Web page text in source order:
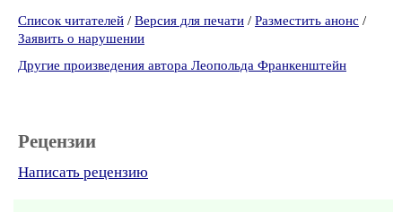
Список читателей / Версия для печати / Разместить анонс /
Заявить о нарушении
Другие произведения автора Леопольда Франкенштейн
Рецензии
Написать рецензию